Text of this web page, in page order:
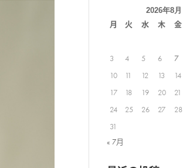
2026年8月
月 火 水 木 金
3
4 5 6 7
10
11 12 13 14
17
18 19 20 21
24
25 26 27 28
31
« 7月